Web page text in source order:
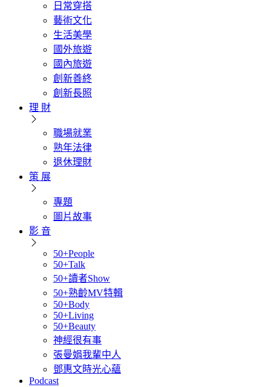
日常穿搭
藝術文化
生活美學
國外旅遊
國內旅遊
創新善終
創新長照
理 財
職場就業
熟年法律
退休理財
策 展
專題
圖片故事
影 音
50+People
50+Talk
50+讀者Show
50+熟齡MV特輯
50+Body
50+Living
50+Beauty
神經很有事
張曼娟我輩中人
鄧惠文時光心蘊
Podcast